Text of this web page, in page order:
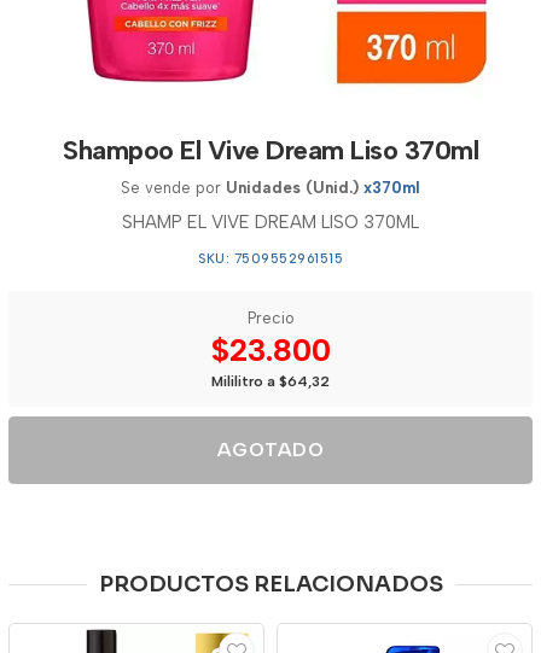
Shampoo El Vive Dream Liso 370ml
Se vende por Unidades (Unid.) x370ml
SHAMP EL VIVE DREAM LISO 370ML
SKU: 7509552961515
Precio
$23.800
Mililitro a $64,32
AGOTADO
PRODUCTOS RELACIONADOS